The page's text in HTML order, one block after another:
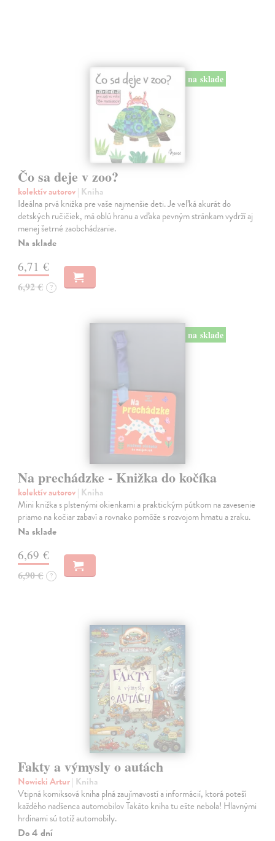
na sklade
Čo sa deje v zoo?
kolektív autorov| Kniha
Ideálna prvá knižka pre vaše najmenšie deti. Je veľká akurát do
detských ručičiek, má oblú hranu a vďaka pevným stránkam vydrží aj
menej šetrné zaobchádzanie.
Na sklade
6,71 €
6,92 € ?
na sklade
Na prechádzke - Knižka do kočíka
kolektív autorov| Kniha
Mini knižka s plstenými okienkami a praktickým pútkom na zavesenie
priamo na kočiar zabaví a rovnako pomôže s rozvojom hmatu a zraku.
Na sklade
6,69 €
6,90 € ?
Fakty a výmysly o autách
Nowicki Artur| Kniha
Vtipná komiksová kniha plná zaujímavostí a informácií, ktorá poteší
každého nadšenca automobilov Takáto kniha tu ešte nebola! Hlavnými
hrdinami sú totiž automobily.
Do 4 dní